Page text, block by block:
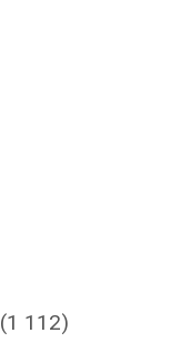
(1 112)